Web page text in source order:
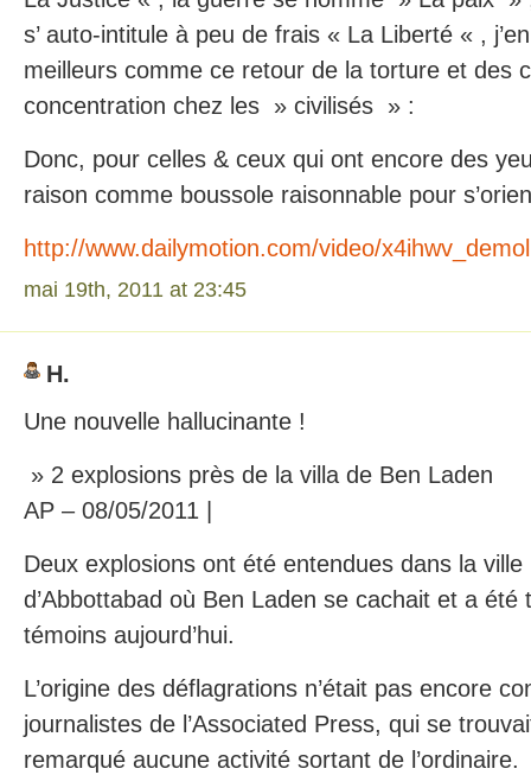
s’ auto-intitule à peu de frais « La Liberté « ,
meilleurs comme ce retour de la torture et des
concentration chez les » civilisés » :
Donc, pour celles & ceux qui ont encore des
raison comme boussole raisonnable pour
http://www.dailymotion.com/video/
mai 19th, 2011 at 23:45
H.
Une nouvelle hallucinante !
» 2 explosions près de la villa de Ben Laden
AP – 08/05/2011 |
Deux explosions ont été entendues dans la ville
d’Abbottabad où Ben Laden se cachait et a
témoins aujourd’hui.
L’origine des déflagrations n’était pas encore
journalistes de l’Associated Press, qui se
remarqué aucune activité sortant de l’ordinaire.